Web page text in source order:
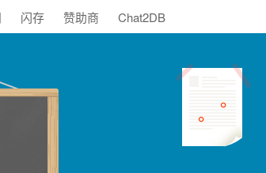
闪存 赞助商 Chat2DB